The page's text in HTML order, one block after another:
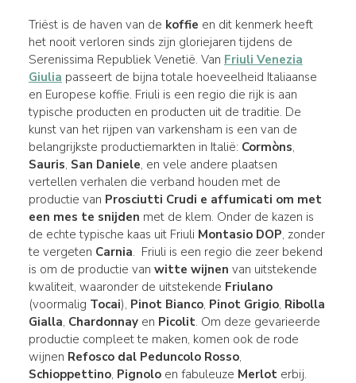
Triëst is de haven van de koffie en dit kenmerk heeft
het nooit verloren sinds zijn gloriejaren tijdens de
Serenissima Republiek Venetië. Van Friuli Venezia
Giulia passeert de bijna totale hoeveelheid Italiaanse
en Europese koffie. Friuli is een regio die rijk is aan
typische producten en producten uit de traditie. De
kunst van het rijpen van varkensham is een van de
belangrijkste productiemarkten in Italië: Cormòns,
Sauris, San Daniele, en vele andere plaatsen
vertellen verhalen die verband houden met de
productie van Prosciutti Crudi e affumicati om met
een mes te snijden met de klem. Onder de kazen is
de echte typische kaas uit Friuli Montasio DOP, zonder
te vergeten Carnia. Friuli is een regio die zeer bekend
is om de productie van witte wijnen van uitstekende
kwaliteit, waaronder de uitstekende Friulano
(voormalig Tocai), Pinot Bianco, Pinot Grigio, Ribolla
Gialla, Chardonnay en Picolit. Om deze gevarieerde
productie compleet te maken, komen ook de rode
wijnen Refosco dal Peduncolo Rosso,
Schioppettino, Pignolo en fabuleuze Merloterbij.